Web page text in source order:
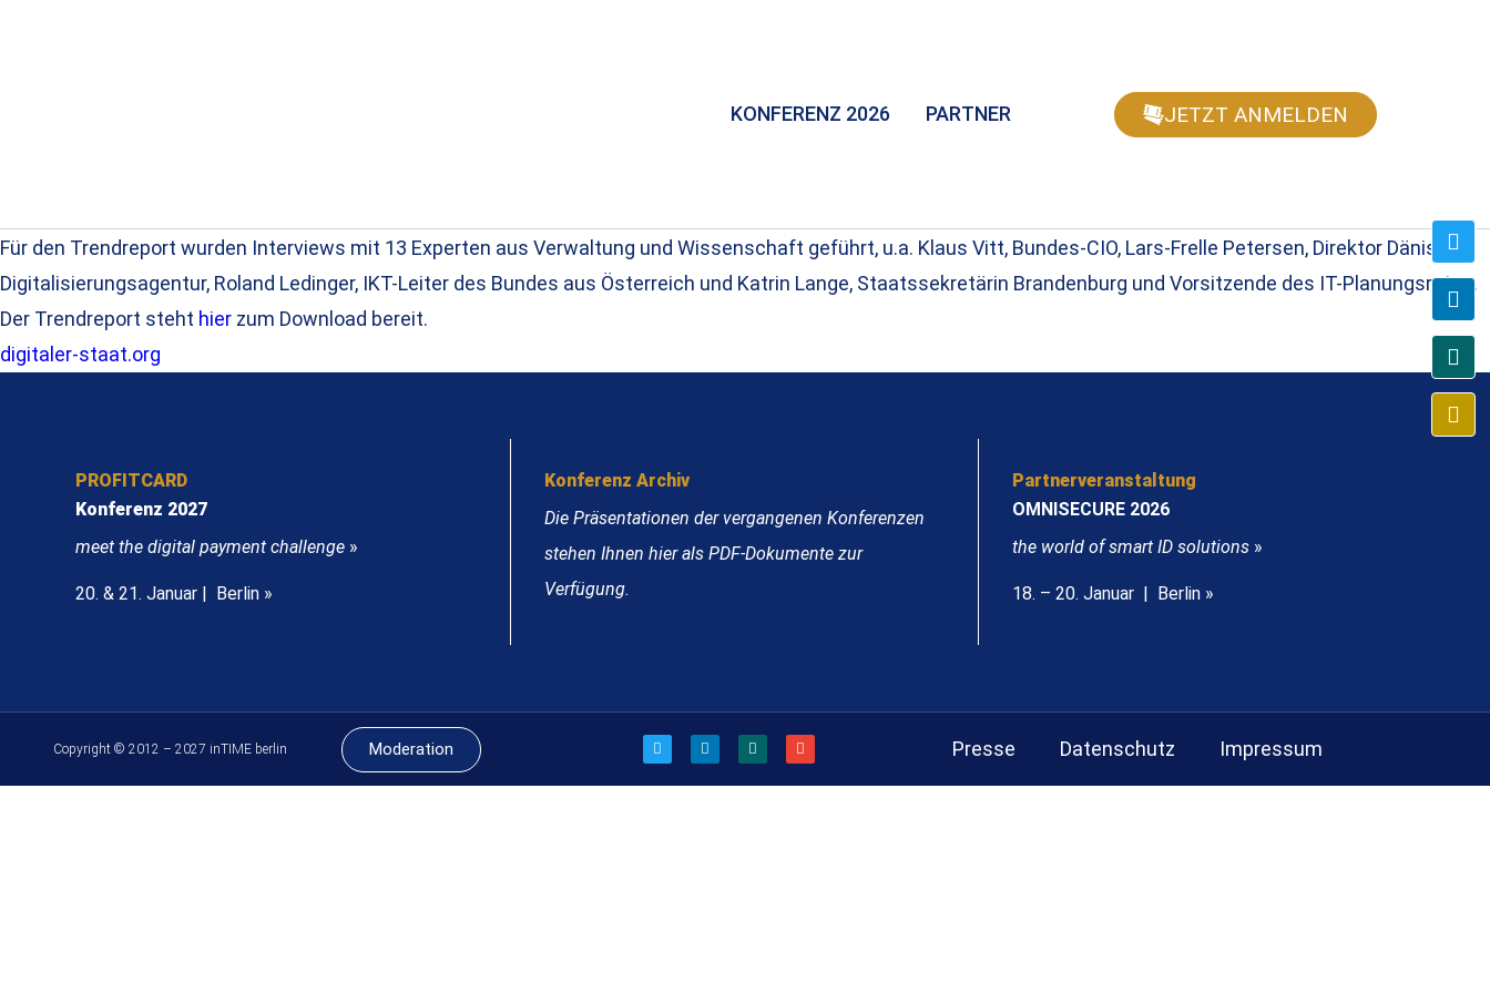
KONFERENZ 2026 PARTNER JETZT ANMELDEN
Für den Trendreport wurden Interviews mit 13 Experten aus Verwaltung und Wissenschaft geführt, u.a. Klaus Vitt, Bundes-CIO, Lars-Frelle Petersen, Direktor Dänische
Digitalisierungsagentur, Roland Ledinger, IKT-Leiter des Bundes aus Österreich und Katrin Lange, Staatssekretärin Brandenburg und Vorsitzende des IT-Planungsrates.
Der Trendreport steht hier zum Download bereit.
digitaler-staat.org
PROFITCARD
Konferenz 2027
meet the digital payment challenge »
20. & 21. Januar | Berlin »
Konferenz Archiv
Die Präsentationen der vergangenen Konferenzen
stehen Ihnen hier als PDF-Dokumente zur
Verfügung.
Partnerveranstaltung
OMNISECURE 2026
the world of smart ID solutions »
18. – 20. Januar | Berlin »
Copyright © 2012 – 2027 inTIME berlin Moderation Presse Datenschutz Impressum